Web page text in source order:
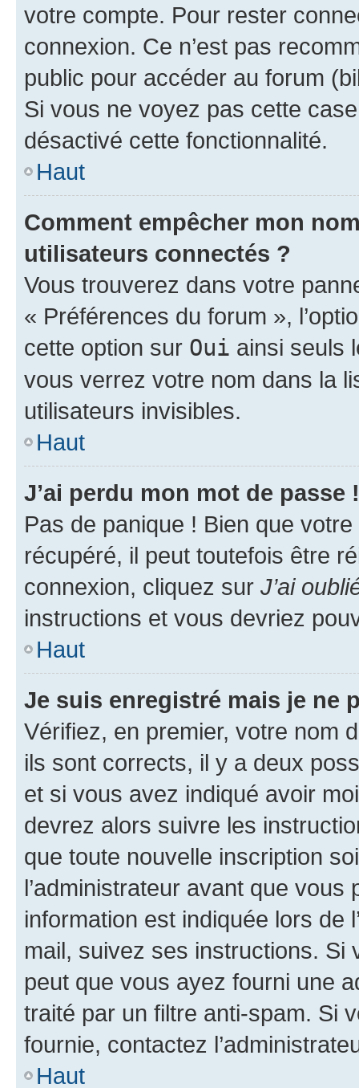
votre compte. Pour rester
connexion. Ce n’est pas
public pour accéder au forum
Si vous ne voyez pas cette
désactivé cette fonctionnalité.
Haut
Comment empêcher mon
utilisateurs connectés ?
Vous trouverez dans votre
« Préférences du forum »,
cette option sur Oui ainsi seuls
vous verrez votre nom dans la
utilisateurs invisibles.
Haut
J’ai perdu mon mot de passe !
Pas de panique ! Bien que
récupéré, il peut toutefois être
connexion, cliquez sur J’ai
instructions et vous devriez
Haut
Je suis enregistré mais je ne
Vérifiez, en premier, votre nom
ils sont corrects, il y a deux
et si vous avez indiqué avoir
devrez alors suivre les
que toute nouvelle inscription
l’administrateur avant que
information est indiquée lors de
mail, suivez ses instructions. Si
peut que vous ayez fourni une
traité par un filtre anti-spam. Si
fournie, contactez
Haut